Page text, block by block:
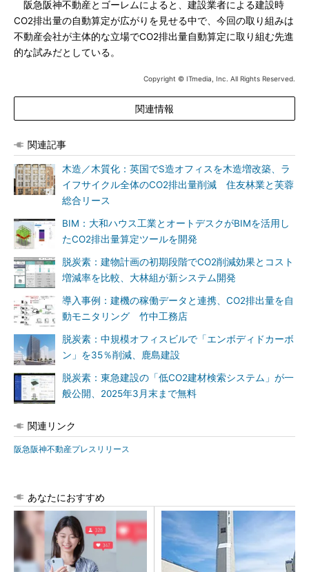
阪急阪神不動産とゴーレムによると、建設業者による建設時
CO2排出量の自動算定が広がりを見せる中で、今回の取り組みは
不動産会社が主体的な立場でCO2排出量自動算定に取り組む先進
的な試みだとしている。
Copyright © ITmedia, Inc. All Rights Reserved.
関連情報
関連記事
木造／木質化：英国でS造オフィスを木造増改築、ラ
イフサイクル全体のCO2排出量削減 住友林業と芙蓉
総合リース
BIM：大和ハウス工業とオートデスクがBIMを活用し
たCO2排出量算定ツールを開発
脱炭素：建物計画の初期段階でCO2削減効果とコスト
増減率を比較、大林組が新システム開発
導入事例：建機の稼働データと連携、CO2排出量を自
動モニタリング 竹中工務店
脱炭素：中規模オフィスビルで「エンボディドカーボ
ン」を35％削減、鹿島建設
脱炭素：東急建設の「低CO2建材検索システム」が一
般公開、2025年3月末まで無料
関連リンク
阪急阪神不動産プレスリリース
あなたにおすすめ